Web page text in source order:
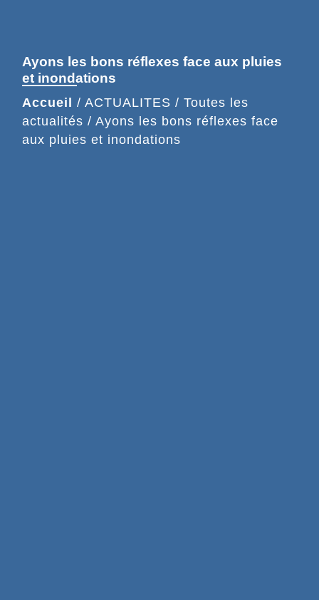
Ayons les bons réflexes face aux pluies
et inondations
Accueil / ACTUALITES / Toutes les
actualités / Ayons les bons réflexes face
aux pluies et inondations